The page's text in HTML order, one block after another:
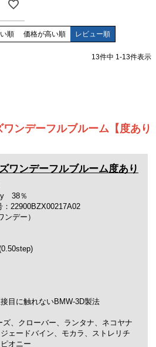
順 価格が高い順 レビュー順
13件中 1-13件表示
ンデーフルブルーム【度あり
ワンデーフルブルーム度あり
38％
22900BZX00217A02
デー）
目に触れないBMW-3D製法
、クローバー、ランタナ、ネコヤナ
ェードバイン、モカラ、ストレリチ
オニー